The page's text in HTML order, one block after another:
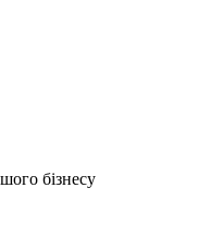
бізнесу